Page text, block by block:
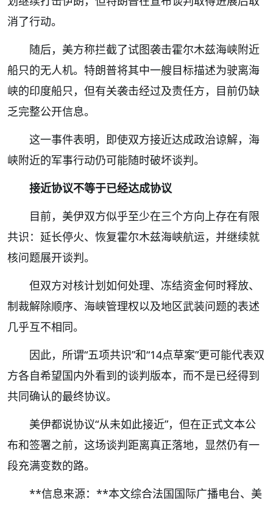
消了行动。
随后，美方称拦截了试图袭击霍尔木兹海峡附近
船只的无人机。特朗普将其中一艘目标描述为驶离海
峡的印度船只，但有关袭击经过及责任方，目前仍缺
乏完整公开信息。
这一事件表明，即使双方接近达成政治谅解，海
峡附近的军事行动仍可能随时破坏谈判。
接近协议不等于已经达成协议
目前，美伊双方似乎至少在三个方向上存在有限
共识：延长停火、恢复霍尔木兹海峡航运，并继续就
核问题展开谈判。
但双方对核计划如何处理、冻结资金何时释放、
制裁解除顺序、海峡管理权以及地区武装问题的表述
几乎互不相同。
因此，所谓“五项共识”和“14点草案”更可能代表双
方各自希望国内外看到的谈判版本，而不是已经得到
共同确认的最终协议。
美伊都说协议“从未如此接近”，但在正式文本公
布和签署之前，这场谈判距离真正落地，显然仍有一
段充满变数的路。
**信息来源：**本文综合法国国际广播电台、美